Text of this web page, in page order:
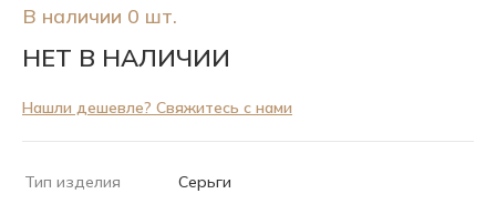
В наличии 0 шт.
НЕТ В НАЛИЧИИ
Нашли дешевле? Свяжитесь с нами
Тип изделия
Серьги